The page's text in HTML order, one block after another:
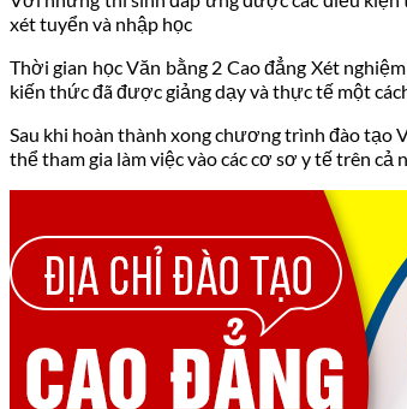
xét tuyển và nhập học
Thời gian học Văn bằng 2 Cao đẳng Xét nghiệm
kiến thức đã được giảng dạy và thực tế một
Sau khi hoàn thành xong chương trình đào tạo
thể tham gia làm việc vào các cơ sơ y tế trên